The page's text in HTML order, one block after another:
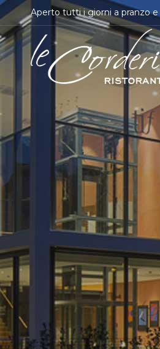
Aperto tutti i giorni a pranzo